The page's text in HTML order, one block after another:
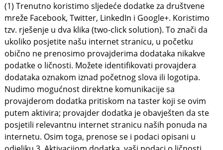
(1) Trenutno koristimo sljedeće dodatke za društvene
mreže Facebook, Twitter, LinkedIn i Google+. Koristimo
tzv. rješenje u dva klika (two-click solution). To znači da
ukoliko posjetite našu internet stranicu, u početku
obično ne prenosimo provajderima dodataka nikakve
podatke o ličnosti. Možete identifikovati provajdera
dodataka oznakom iznad početnog slova ili logotipa.
Nudimo mogućnost direktne komunikacije sa
provajderom dodatka pritiskom na taster koji se ovim
putem aktivira; provajder dodatka je obavješten da ste
posjetili relevantnu internet stranicu naših ponuda na
internetu. Osim toga, prenose se i podaci opisani u